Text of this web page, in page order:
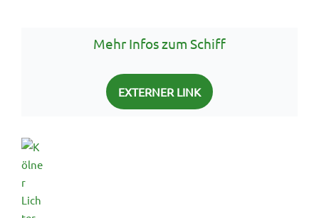
Mehr Infos zum Schiff
EXTERNER LINK